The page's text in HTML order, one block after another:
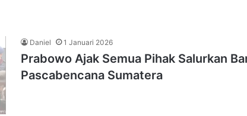
Daniel 1 Januari 2026
Prabowo Ajak Semua Pihak Salurkan
Pascabencana Sumatera